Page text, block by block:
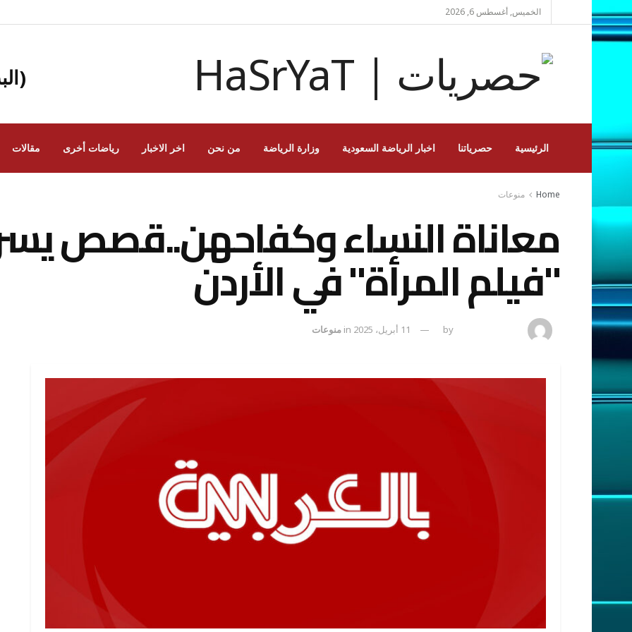
الخميس, أغسطس 6, 2026
الرئيسية حصرياتنا اخبار الرياضة السعودية وزارة الرياضة من نحن اخر الاخبار رياضات أخرى مقالات
Home منوعات
معاناة النساء وكفاحهن..قصص
"فيلم المرأة" في الأردن
by 11 أبريل، 2025 in منوعات